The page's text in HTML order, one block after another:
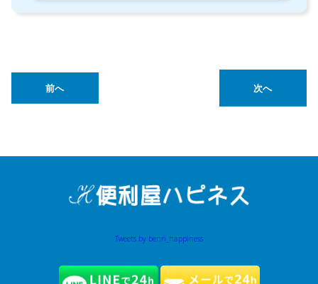
前へ 次へ
Tweets by benri_happiness